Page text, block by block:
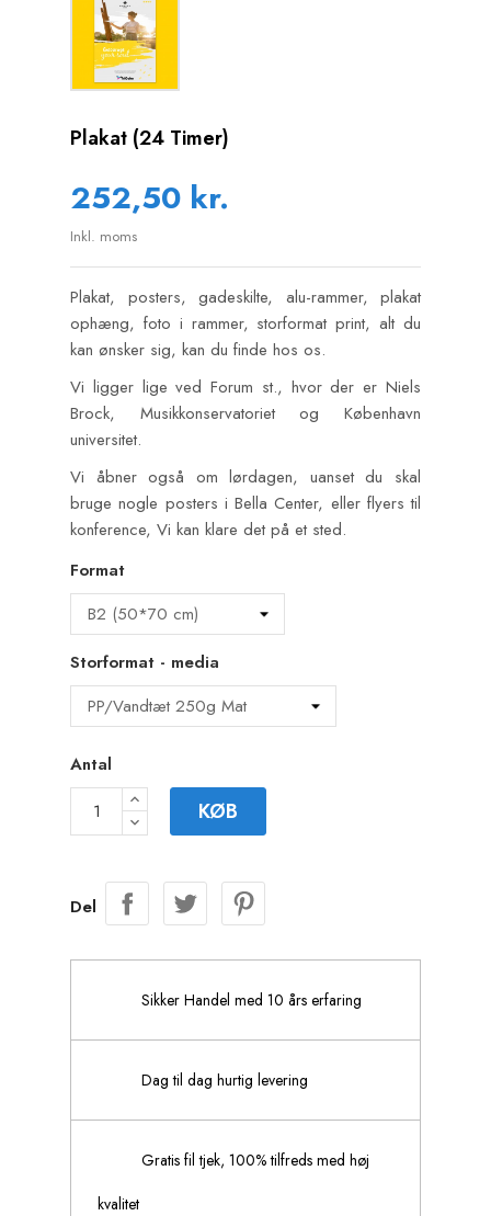
Plakat (24 Timer)
252,50 kr.
Inkl. moms
Plakat, posters, gadeskilte, alu-rammer, plakat
ophæng, foto i rammer, storformat print, alt du
kan ønsker sig, kan du finde hos os.
Vi ligger lige ved Forum st., hvor der er Niels
Brock, Musikkonservatoriet og København
universitet.
Vi åbner også om lørdagen, uanset du skal
bruge nogle posters i Bella Center, eller flyers til
konference, Vi kan klare det på et sted.
Format
Storformat - media
Antal
KØB
Del
Sikker Handel med 10 års erfaring
Dag til dag hurtig levering
Gratis fil tjek, 100% tilfreds med høj
kvalitet